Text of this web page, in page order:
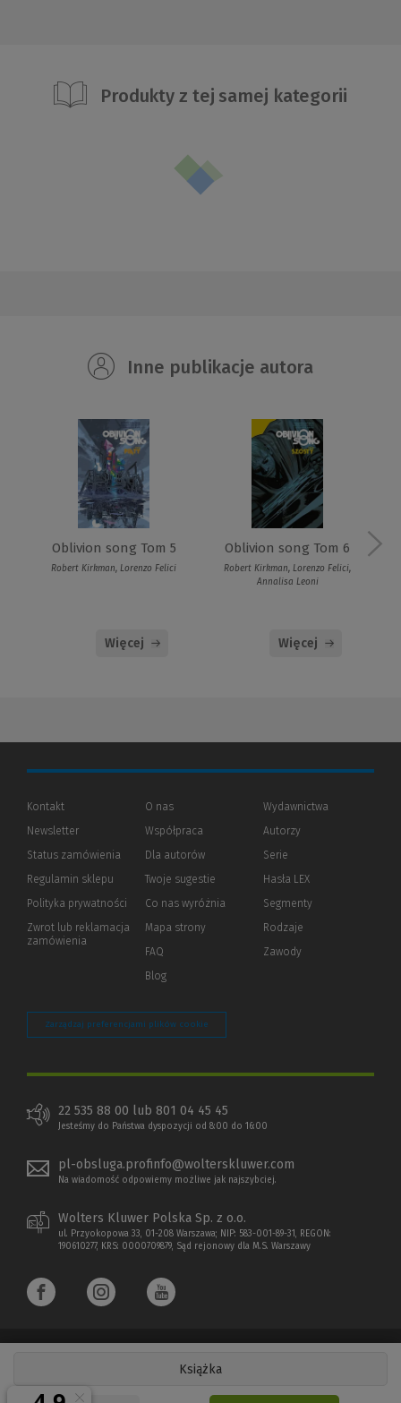
Książka
Produkty z tej samej kategorii
Inne publikacje autora
Oblivion song Tom 5
Robert Kirkman, Lorenzo Felici
Więcej
Oblivion song Tom 6
Robert Kirkman, Lorenzo Felici,
Annalisa Leoni
Więcej
Kontakt
Newsletter
Status zamówienia
Regulamin sklepu
Polityka prywatności (Nowe
(Link
innej
Zwrot lub reklamacja
zamówienia
O nas
Współpraca
Dla autorów(Nowe
(Link
innej
strony)
Twoje sugestie
Co nas wyróżnia
Mapa strony
FAQ
Blog
Wydawnictwa
Autorzy
Serie
Hasła LEX
Segmenty
Rodzaje
Zawody
Zarządzaj preferencjami plików cookie
22 535 88 00 lub 801 04 45 45
Jesteśmy do Państwa dyspozycji od 8:00 do 16:00
pl-obsluga.profinfo@wolterskluwer.com
Na wiadomość odpowiemy możliwe jak najszybciej.
Wolters Kluwer Polska Sp. z o.o.
ul. Przyokopowa 33, 01-208 Warszawa; NIP: 583-001-89-31, REGON:
190610277, KRS: 0000709879, Sąd rejonowy dla M.S. Warszawy
Copyright 1997 - 2026 Wolters Kluwer Polska Sp. z o.o.